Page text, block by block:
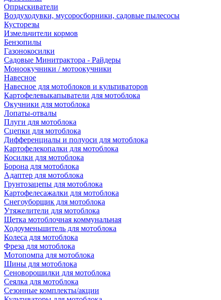
Опрыскиватели
Воздуходувки, мусоросборники, cадовые пылесосы
Кусторезы
Измельчители кормов
Бензопилы
Газонокосилки
Садовые Минитрактора - Райдеры
Моноокучники / мотоокучники
Навесное
Навесное для мотоблоков и культиваторов
Картофелевыкапыватели для мотоблока
Окучники для мотоблока
Лопаты-отвалы
Плуги для мотоблока
Сцепки для мотоблока
Дифференциалы и полуоси для мотоблока
Картофелекопалки для мотоблока
Косилки для мотоблока
Борона для мотоблока
Адаптер для мотоблока
Грунтозацепы для мотоблока
Картофелесажалки для мотоблока
Снегоуборщик для мотоблока
Утяжелители для мотоблока
Щетка мотоблочная коммунальная
Ходоуменьшитель для мотоблока
Колеса для мотоблока
Фреза для мотоблока
Мотопомпа для мотоблока
Шины для мотоблока
Сеноворошилки для мотоблока
Сеялка для мотоблока
Сезонные комплекты/акции